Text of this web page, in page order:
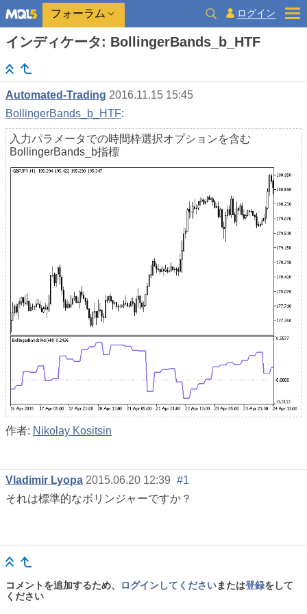
フォーラム ログイン
インディケータ: BollingerBands_b_HTF
Automated-Trading 2016.11.15 15:45
BollingerBands_b_HTF:
入力パラメータでの時間枠選択オプションを含む
BollingerBands_b指標
作者: Nikolay Kositsin
Vladimir Lyopa 2015.06.20 12:39 #1
それは標準的なボリンジャーですか？
コメントを追加するため、 ログインしてくださいまたは登録をして
ください